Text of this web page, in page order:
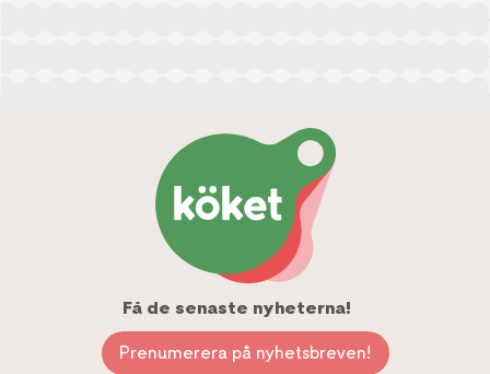
Få de senaste nyheterna!
Prenumerera på nyhetsbreven!